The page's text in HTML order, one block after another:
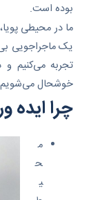
بوده است.
ما در محیطی
یک ماجراجویی
تجربه می‌کنیم
خوشحال می‌شویم
چرا ایده
م
ح
ی